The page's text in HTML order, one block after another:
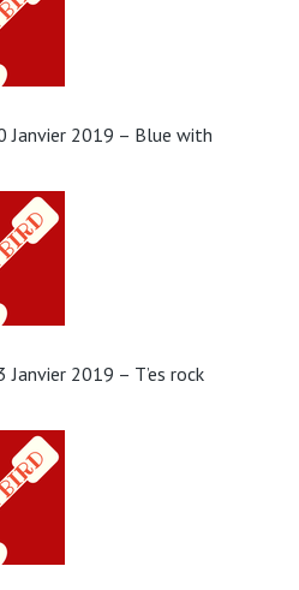
Janvier 2019 – Blue with
Janvier 2019 – T’es rock